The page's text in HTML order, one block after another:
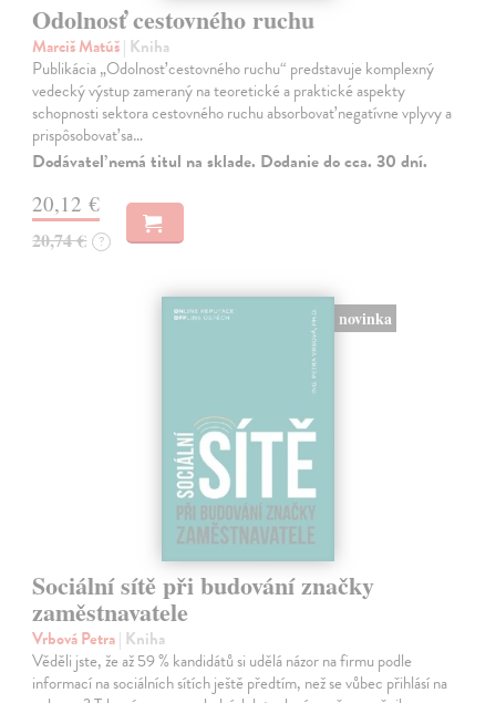
Odolnosť cestovného ruchu
Marciš Matúš| Kniha
Publikácia „Odolnosť cestovného ruchu“ predstavuje komplexný
vedecký výstup zameraný na teoretické a praktické aspekty
schopnosti sektora cestovného ruchu absorbovať negatívne vplyvy a
prispôsobovať sa…
Dodávateľ nemá titul na sklade. Dodanie do cca. 30 dní.
20,12 €
20,74 € ?
novinka
Sociální sítě při budování značky
zaměstnavatele
Vrbová Petra| Kniha
Věděli jste, že až 59 % kandidátů si udělá názor na firmu podle
informací na sociálních sítích ještě předtím, než se vůbec přihlásí na